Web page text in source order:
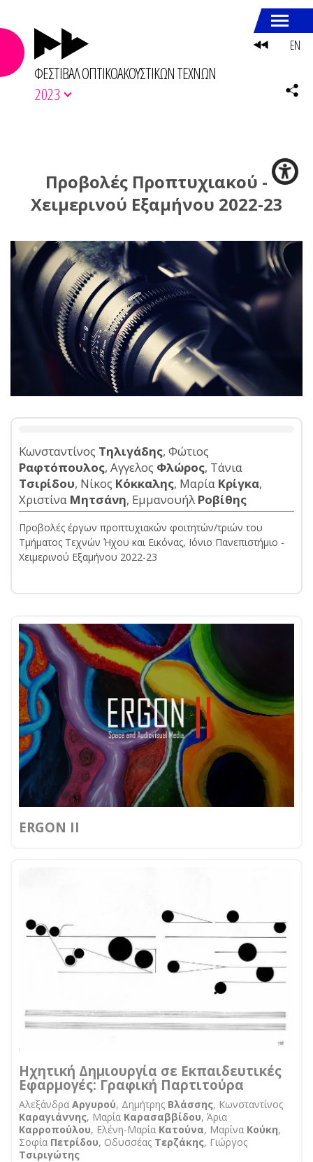
ΦΕΣΤΙΒΑΛ ΟΠΤΙΚΟΑΚΟΥΣΤΙΚΩΝ ΤΕΧΝΩΝ
2023
Προβολές Προπτυχιακού -
Χειμερινού Εξαμήνου 2022-23
Κωνσταντίνος Τηλιγάδης, Φώτιος
Ραφτόπουλος, Αγγελος Φλώρος, Τάνια
Τσιρίδου, Νίκος Κόκκαλης, Μαρία Κρίγκα,
Χριστίνα Μητσάνη, Εμμανουήλ Ροβίθης
Προβολές έργων προπτυχιακών φοιτητών/τριών του
Τμήματος Τεχνών Ήχου και Εικόνας, Ιόνιο Πανεπιστήμιο -
Χειμερινού Εξαμήνου 2022-23
ERGON II
Ηχητική Δημιουργία σε Εκπαιδευτικές
Εφαρμογές: Γραφική Παρτιτούρα
Αλεξάνδρα Αργυρού, Δημήτρης Βλάσσης, Κωνσταντίνος
Καραγιάννης, Μαρία Καρασαββίδου, Άρια
Καρροπούλου, Ελένη-Μαρία Κατούνα, Μαρίνα Κούκη,
Σοφία Πετρίδου, Οδυσσέας Τερζάκης, Γιώργος
Τσιριγώτης
EN